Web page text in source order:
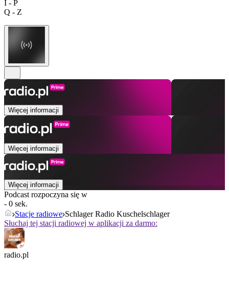
I - P
Q - Z
Więcej informacji
Więcej informacji
Więcej informacji
Podcast rozpoczyna się w
- 0 sek.
Stacje radiowe Schlager Radio Kuschelschlager
Słuchaj tej stacji radiowej w aplikacji za darmo:
radio.pl